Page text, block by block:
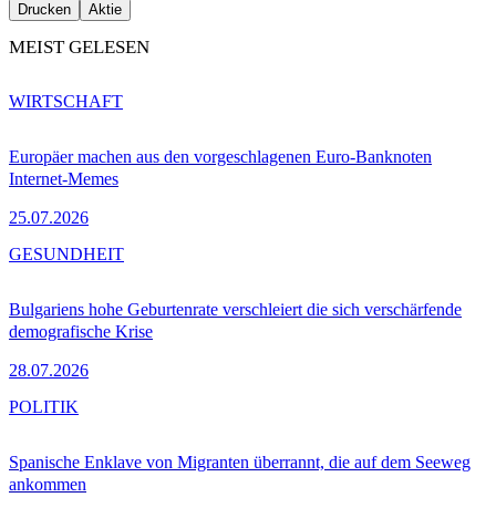
Drucken Aktie
MEIST GELESEN
Europäer machen aus den vorgeschlagenen Euro-Banknoten
Internet-Memes
25.07.2026
WIRTSCHAFT
Bulgariens hohe Geburtenrate verschleiert die sich verschärfende
demografische Krise
28.07.2026
GESUNDHEIT
Spanische Enklave von Migranten überrannt, die auf dem Seeweg
ankommen
POLITIK